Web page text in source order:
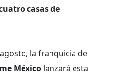
casas de
la franquicia de
México lanzará esta